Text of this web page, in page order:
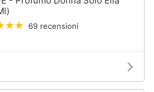
69 recensioni